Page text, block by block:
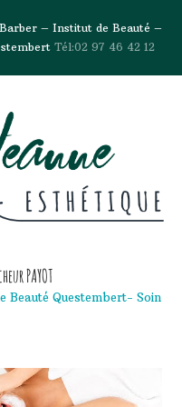
– Institut de Beauté –
Tél:02 97 46 42 12
PAYOT
Beauté Questembert- Soin